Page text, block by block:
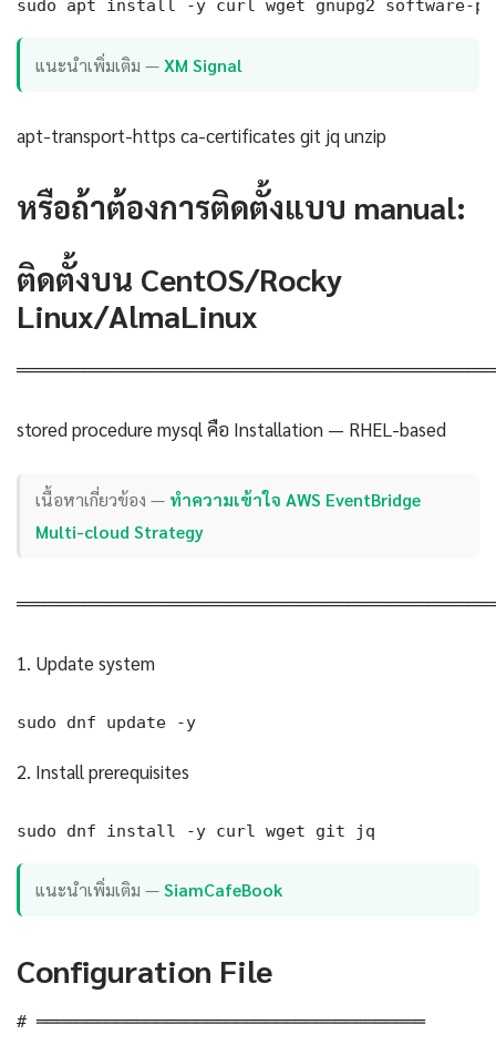
sudo apt install -y curl wget gnupg2 software-
แนะนำเพิ่มเติม —XM Signal
apt-transport-https ca-certificates git jq unzip
หรือถ้าต้องการติดตั้งแบบ manual:
ติดตั้งบน CentOS/Rocky
Linux/AlmaLinux
stored procedure mysql คือ Installation — RHEL-based
เนื้อหาเกี่ยวข้อง — ทำความเข้าใจ AWS EventBridge
Multi-cloud Strategy
1. Update system
sudo dnf update -y
2. Install prerequisites
sudo dnf install -y curl wget git jq
แนะนำเพิ่มเติม —SiamCafeBook
Configuration File
# ═══════════════════════════════════════